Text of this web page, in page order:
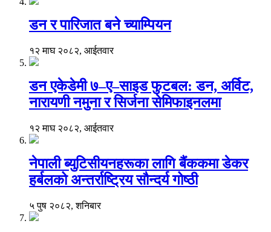
डन र पारिजात बने च्याम्पियन
१२ माघ २०८२, आईतवार
डन एकेडेमी ७–ए–साइड फुटबल: डन, अर्विट,
नारायणी नमुना र सिर्जना सेमिफाइनलमा
१२ माघ २०८२, आईतवार
नेपाली ब्युटिसीयनहरूका लागि बैंककमा डेकर
हर्बलको अन्तर्राष्ट्रिय सौन्दर्य गोष्ठी
५ पुष २०८२, शनिबार